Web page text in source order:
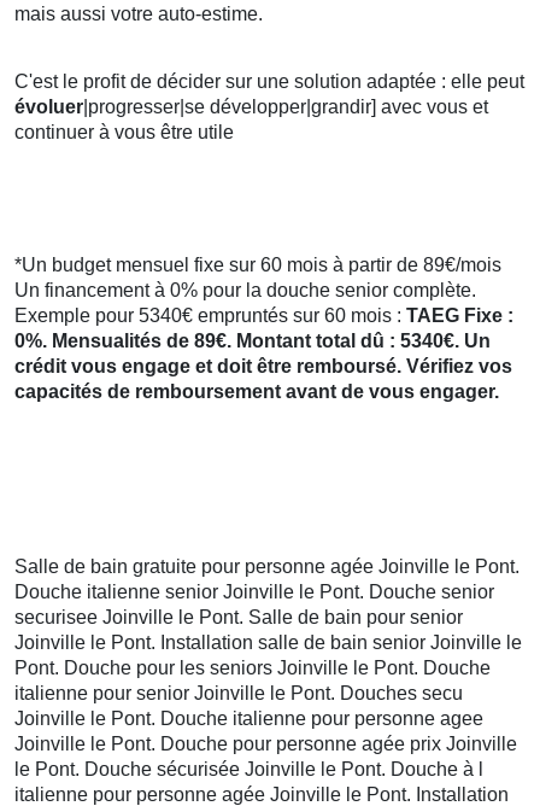
mais aussi votre auto-estime.
C'est le profit de décider sur une solution adaptée : elle peut
évoluer |progresser|se développer|grandir] avec vous et
continuer à vous être utile
*Un budget mensuel fixe sur 60 mois à partir de 89€/mois
Un financement à 0% pour la douche senior complète.
Exemple pour 5340€ empruntés sur 60 mois : TAEG Fixe :
0%. Mensualités de 89€. Montant total dû : 5340€. Un
crédit vous engage et doit être remboursé. Vérifiez vos
capacités de remboursement avant de vous engager.
Salle de bain gratuite pour personne agée Joinville le Pont.
Douche italienne senior Joinville le Pont. Douche senior
securisee Joinville le Pont. Salle de bain pour senior
Joinville le Pont. Installation salle de bain senior Joinville le
Pont. Douche pour les seniors Joinville le Pont. Douche
italienne pour senior Joinville le Pont. Douches secu
Joinville le Pont. Douche italienne pour personne agee
Joinville le Pont. Douche pour personne agée prix Joinville
le Pont. Douche sécurisée Joinville le Pont. Douche à l
italienne pour personne agée Joinville le Pont. Installation